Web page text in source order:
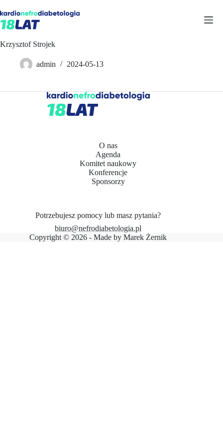
do
treści
Krzysztof Strojek
admin 2024-05-13
O nas
Agenda
Komitet naukowy
Konferencje
Sponsorzy
Potrzebujesz pomocy lub masz pytania?
biuro@nefrodiabetologia.pl
Copyright © 2026 - Made byMarek Żernik